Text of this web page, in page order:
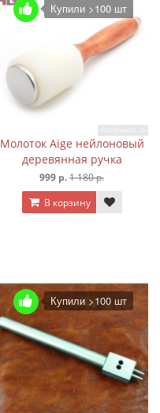
Купили >100 шт
Молоток Aige нейлоновый
деревянная ручка
999 р.1 180 р.
В корзину
Купили >100 шт